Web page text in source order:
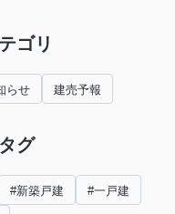
ゴリ
らせ 建売予報
グ
#新築戸建 #一戸建